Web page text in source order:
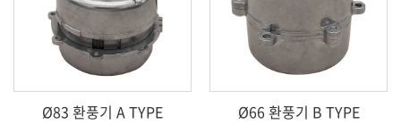
Ø83 환풍기 A TYPE Ø66 환풍기 B TYPE